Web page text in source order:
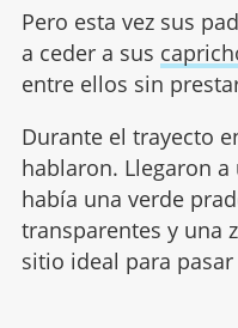
Pero esta vez sus
a ceder a sus
entre ellos sin
Durante el trayecto
hablaron. Llegaron
había una verde
transparentes y una
sitio ideal para